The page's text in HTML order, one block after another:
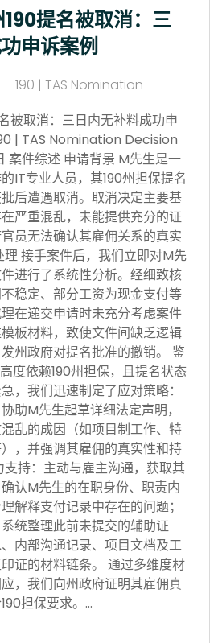
提名被取消：三
申诉案例
190 | TAS Nomination
被取消：三日内无补料成功申
| TAS Nomination Decision
案件综述 申请背景 M先生是一
IT专业人员，其190州担保提名
后遭遇取消。取消决定主要基
严重混乱，未能提供充分的证
员无法确认其雇佣关系的真实
接手案件后，我们立即对M先
进行了系统性分析。经细致核
稳定、部分工资为现金支付等
在递交申请时未充分考虑案件
板材料，致使文件间缺乏逻辑
州政府对提名批准的撤销。 鉴
度依赖190州担保，且提名状态
，我们迅速制定了应对策略：
助M先生起草详细法定声明，
乱的成因（如项目制工作、特
，并强调其雇佣的真实性和持
持：主动与雇主沟通，获取其
认M先生的在职身份、职责内
解释支付记录中存在的问题；
统整理此前未提交的辅助证
内部沟通记录、项目文档及工
证的材料链条。 通过多维度材
，我们向州政府证明其雇佣真
担保要求。…